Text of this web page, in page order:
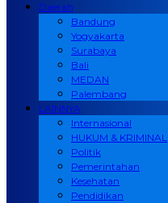
Daerah
Bandung
Yogyakarta
Surabaya
Bali
MEDAN
Palembang
LAINNYA
Internasional
HUKUM & KRIMINAL
Politik
Pemerintahan
Kesehatan
Pendidikan